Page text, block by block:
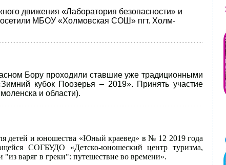
движения «Лаборатория безопасности» и
МБОУ «Холмовская СОШ» пгт. Холм-
Бору проходили ставшие уже традиционными
кубок Поозерья – 2019». Принять участие
и области).
детей и юношества «Юный краевед» в № 12 2019 года
СОГБУДО «Детско-юношеский центр туризма,
варяг в греки": путешествие во времени».